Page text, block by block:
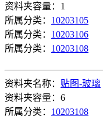
资料夹容量：1
所属分类： 10203105
所属分类： 10203106
所属分类： 10203108
资料夹名称： 贴图-玻璃
资料夹容量：6
所属分类： 10203108